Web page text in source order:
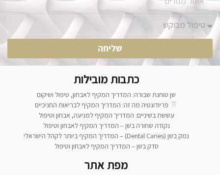
שליחה
כתבות מובילות
שן טוחנת שבורה: המדריך המקיף לאבחון, טיפול ושיקום
פריודונטיה מה זה: המדריך המקיף לבריאות החניכיים
עששת בשיניים: המדריך המקיף למניעה, אבחון וטיפול
נקודה שחורה בשן – המדריך המקיף לאבחון וטיפול
נמק בשן (Dental Caries) – המדריך המקיף ביותר לקהל הישראלי
סדק בשן – המדריך המקיף לאבחון וטיפול
מפת אתר